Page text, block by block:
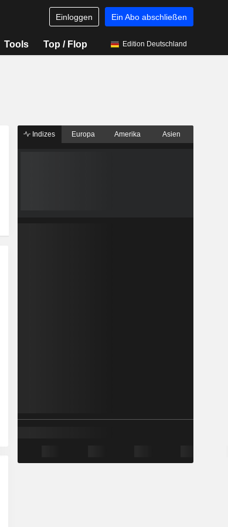
Einloggen Ein Abo abschließen
Tools Top / Flop Edition Deutschland
Indizes Europa Amerika Asien